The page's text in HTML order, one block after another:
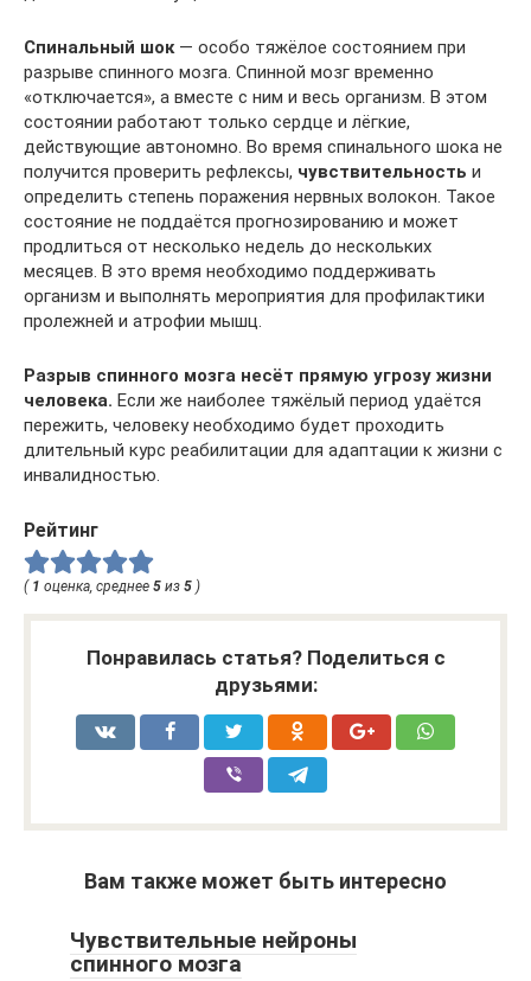
Спинальный шок— особо тяжёлое состоянием при
разрыве спинного мозга. Спинной мозг временно
«отключается», а вместе с ним и весь организм. В этом
состоянии работают только сердце и лёгкие,
действующие автономно. Во время спинального шока не
получится проверить рефлексы, чувствительность и
определить степень поражения нервных волокон. Такое
состояние не поддаётся прогнозированию и может
продлиться от несколько недель до нескольких
месяцев. В это время необходимо поддерживать
организм и выполнять мероприятия для профилактики
пролежней и атрофии мышц.
Разрыв спинного мозга несёт прямую угрозу жизни
человека. Если же наиболее тяжёлый период удаётся
пережить, человеку необходимо будет проходить
длительный курс реабилитации для адаптации к жизни с
инвалидностью.
Рейтинг
( 1 оценка, среднее 5 из 5 )
Понравилась статья? Поделиться с
друзьями:
Вам также может быть интересно
Чувствительные нейроны
спинного мозга